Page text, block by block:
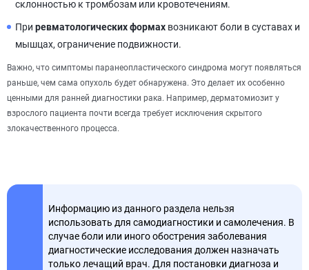
склонностью к тромбозам или кровотечениям.
При ревматологических формах возникают боли в суставах и
мышцах, ограничение подвижности.
Важно, что симптомы паранеопластического синдрома могут появляться
раньше, чем сама опухоль будет обнаружена. Это делает их особенно
ценными для ранней диагностики рака. Например, дерматомиозит у
взрослого пациента почти всегда требует исключения скрытого
злокачественного процесса.
Информацию из данного раздела нельзя
использовать для самодиагностики и самолечения. В
случае боли или иного обострения заболевания
диагностические исследования должен назначать
только лечащий врач. Для постановки диагноза и